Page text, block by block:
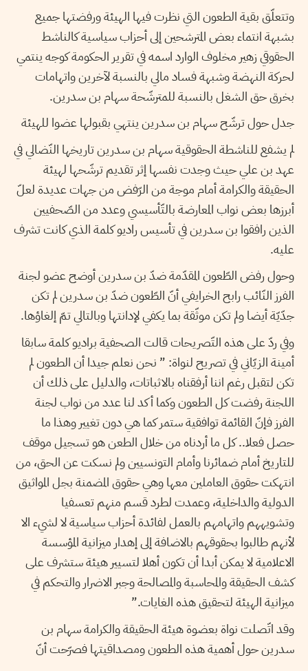
وتتعلّق بقية الطعون التي نظرت فيها الهيئة ورفضتها جميع
بشبهة انتماء بعض المترشحين إلى أحزاب سياسية كالناشط
الحقوقي زهير مخلوف الوارد اسمه في تقرير الحكومة كوجه ينتمي
لحركة النهضة وشبهة فساد مالي بالنسبة لآخرين واتهامات
بخرق حق الشغل بالنسبة للمترشّحة سهام بن سدرين.
جدل حول ترشّح سهام بن سدرين ينتهي بقبولها عضوا للهيئة
لم يشفع للناشطة الحقوقية سهام بن سدرين تاريخها النّضالي في
عهد بن علي حيث وجدت نفسها إثر تقديم ترشّحها لهيئة
الحقيقة والكرامة أمام موجة من الرّفض من جهات عديدة لعلّ
أبرزها بعض نواب المعارضة بالتّأسيسي وعدد من الصّحفيين
الذين رافقوا بن سدرين في تأسيس راديو كلمة الذي كانت تشرف
عليه.
وحول رفض الطّعون المقدّمة ضدّ بن سدرين أوضح عضو لجنة
الفرز النّائب رابح الخرايفي أنّ الطّعون ضدّ بن سدرين لم تكن
جدّيّة أيضا ولم تكن موثّقة بما يكفي لإدانتها وبالتالي تمّ إلغاؤها.
وفي ردّ على هذه التّصريحات قالت الصحفية براديو كلمة سابقا
أمينة الزيّاني في تصريح لنواة: ” نحن نعلم جيدا أن الطعون لم
تكن لتقبل رغم اننا أرفقناه بالاثباتات، والدليل على ذلك أن
اللجنة رفضت كل الطعون وكما أكد لنا عدد من نواب لجنة
الفرز فإنّ القائمة توافقية ستمر كما هي دون تغيير وهذا ما
حصل فعلا.. كل ما أردناه من خلال الطعن هو تسجيل موقف
للتاريخ أمام ضمائرنا وأمام التونسيين ولم نسكت عن الحق، من
انتهكت حقوق العاملين معها وهي حقوق المضمنة بجل المواثيق
الدولية والداخلية، وعمدت لطرد قسم منهم تعسفيا
وتشويههم واتهامهم بالعمل لفائدة أحزاب سياسية لا لشيء الا
لأنهم طالبوا بحقوقهم بالاضافة إلى إهدار ميزانية المؤسسة
الاعلامية لا يمكن أبدا أن تكون أهلا لتسيير هيئة ستشرف على
كشف الحقيقة والمحاسبة والمصالحة وجبر الاضرار والتحكم في
ميزانية الهيئة لتحقيق هذه الغايات.”
وقد اتّصلت نواة بعضوة هيئة الحقيقة والكرامة سهام بن
سدرين حول أهمية هذه الطعون ومصداقيتها فصرّحت أنّ